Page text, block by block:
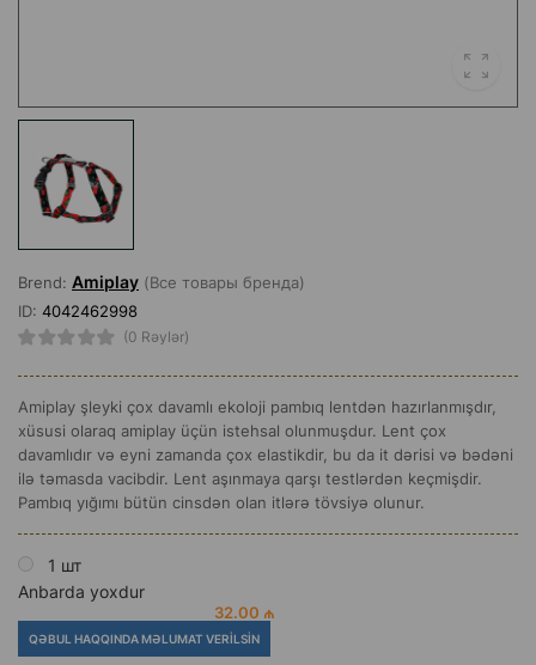
Brend: Amiplay (Все товары бренда)
ID: 4042462998
(0 Rəylər)
Amiplay şleyki çox davamlı ekoloji pambıq lentdən hazırlanmışdır,
xüsusi olaraq amiplay üçün istehsal olunmuşdur. Lent çox
davamlıdır və eyni zamanda çox elastikdir, bu da it dərisi və bədəni
ilə təmasda vacibdir. Lent aşınmaya qarşı testlərdən keçmişdir.
Pambıq yığımı bütün cinsdən olan itlərə tövsiyə olunur.
1 шт
Anbarda yoxdur
32.00 ₼
QƏBUL HAQQINDA MƏLUMAT VERILSIN